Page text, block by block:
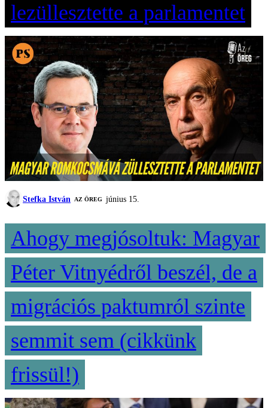
lezüllesztette a parlamentet
Stefka István AZ ÖREG június 15.
Ahogy megjósoltuk: Magyar
Péter Vitnyédről beszél, de a
migrációs paktumról szinte
semmit sem (cikkünk
frissül!)